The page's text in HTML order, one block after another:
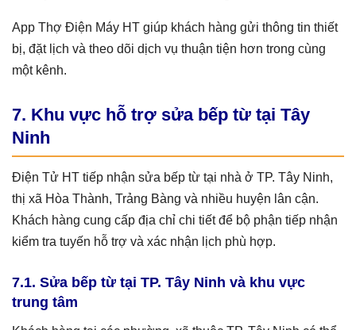
App Thợ Điện Máy HT giúp khách hàng gửi thông tin thiết
bị, đặt lịch và theo dõi dịch vụ thuận tiện hơn trong cùng
một kênh.
7. Khu vực hỗ trợ sửa bếp từ tại Tây
Ninh
Điện Tử HT tiếp nhận sửa bếp từ tại nhà ở TP. Tây Ninh,
thị xã Hòa Thành, Trảng Bàng và nhiều huyện lân cận.
Khách hàng cung cấp địa chỉ chi tiết để bộ phận tiếp nhận
kiểm tra tuyến hỗ trợ và xác nhận lịch phù hợp.
7.1. Sửa bếp từ tại TP. Tây Ninh và khu vực
trung tâm